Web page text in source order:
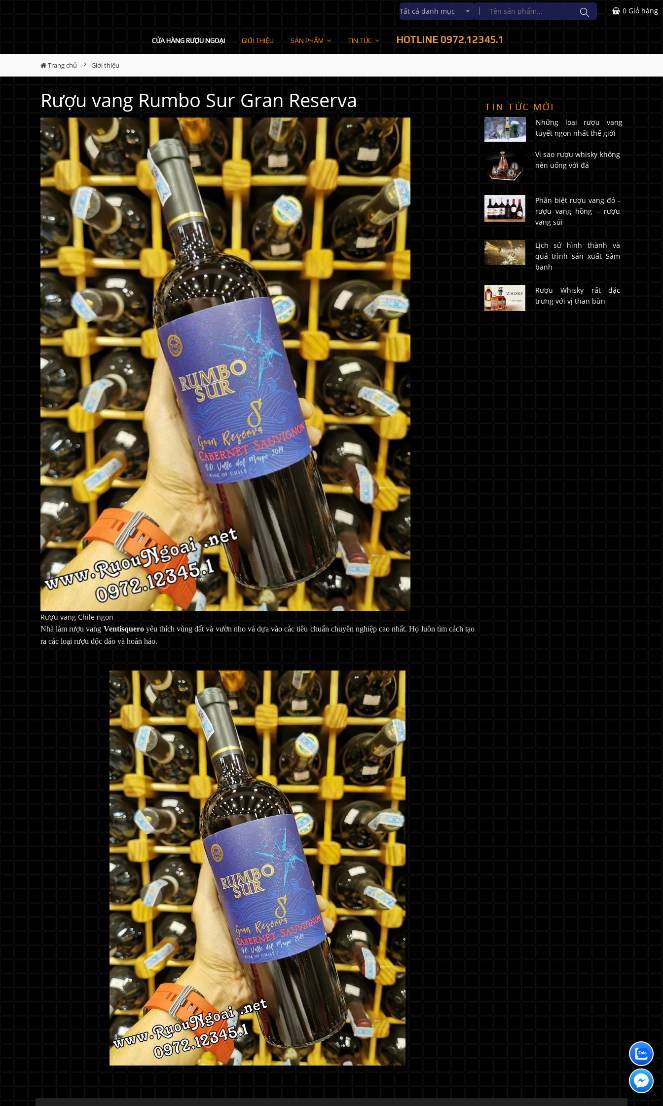
Tất cả danh mục
CỬA HÀNG RƯỢU NGOẠI GIỚI THIỆU SẢN PHẨM TIN TỨC HOTLINE 0972.12345.1
0 Giỏ hàng
Trang chủ Giới thiệu
Rượu vang Rumbo Sur Gran Reserva
Rượu vang Chile ngon
Nhà làm rượu vang Ventisquero yêu thích vùng đất và vườn nho và dựa vào các tiêu chuẩn chuyên nghiệp cao nhất. Họ luôn tìm cách tạo
ra các loại rượu độc đáo và hoàn hảo.
TIN TỨC MỚI
Những loại rượu vang
tuyết ngon nhất thế giới
Vì sao rượu whisky không
nên uống với đá
Phân biệt rượu vang đỏ -
rượu vang hồng – rượu
vang sủi
Lịch sử hình thành và
quá trình sản xuất Sâm
banh
Rượu Whisky rất đặc
trưng với vị than bùn